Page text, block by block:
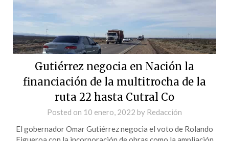
Gutiérrez negocia en Nación la
financiación de la multitrocha de la
ruta 22 hasta Cutral Co
Posted on 10 enero, 2022 by Redacción
El gobernador Omar Gutiérrez negocia el voto de Rolando